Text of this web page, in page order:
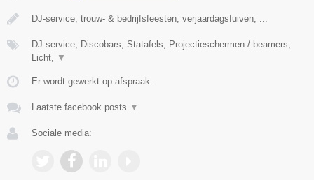
DJ-service, trouw- & bedrijfsfeesten, verjaardagsfuiven, ...
DJ-service, Discobars, Statafels, Projectieschermen / beamers,
Licht, ▼
Er wordt gewerkt op afspraak.
Laatste facebook posts ▼
Sociale media: